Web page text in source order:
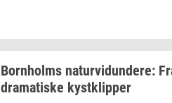
Born­holms na­tur­vi­dun­de­re:
dra­ma­ti­ske kyst­klip­per